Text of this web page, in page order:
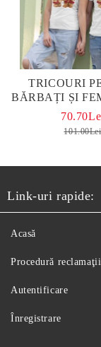
TRICOURI
BĂRBAȚI ȘI
101.00Lei
Link-uri rapide:
Acasă
Procedură reclamaţii
Autentificare
Înregistrare